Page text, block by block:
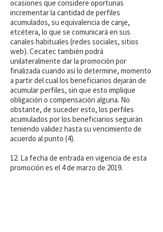
ocasiones que considere oportunas
incrementar la cantidad de perfiles
acumulados, su equivalencia de canje,
etcétera, lo que se comunicará en sus
canales habituales (redes sociales, sitios
web). Cecatec también podrá
unilateralmente dar la promoción por
finalizada cuando así lo determine, momento
a partir del cual los beneficiarios dejarán de
acumular perfiles, sin que esto implique
obligación o compensación alguna. No
obstante, de suceder esto, los perfiles
acumulados por los beneficiarios seguirán
teniendo validez hasta su vencimiento de
acuerdo al punto (4).
12. La fecha de entrada en vigencia de esta
promoción es el 4 de marzo de 2019.